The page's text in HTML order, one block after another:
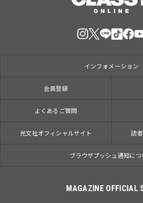
インフォメーション
会員登録
よくあるご質問
光文社オフィシャルサイト 読
ブラウザプッシュ通知につ
MAGAZINE OFFICIAL